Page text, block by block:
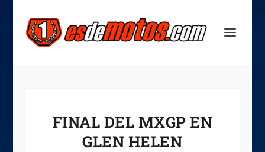
FINAL DEL MXGP EN
GLEN HELEN